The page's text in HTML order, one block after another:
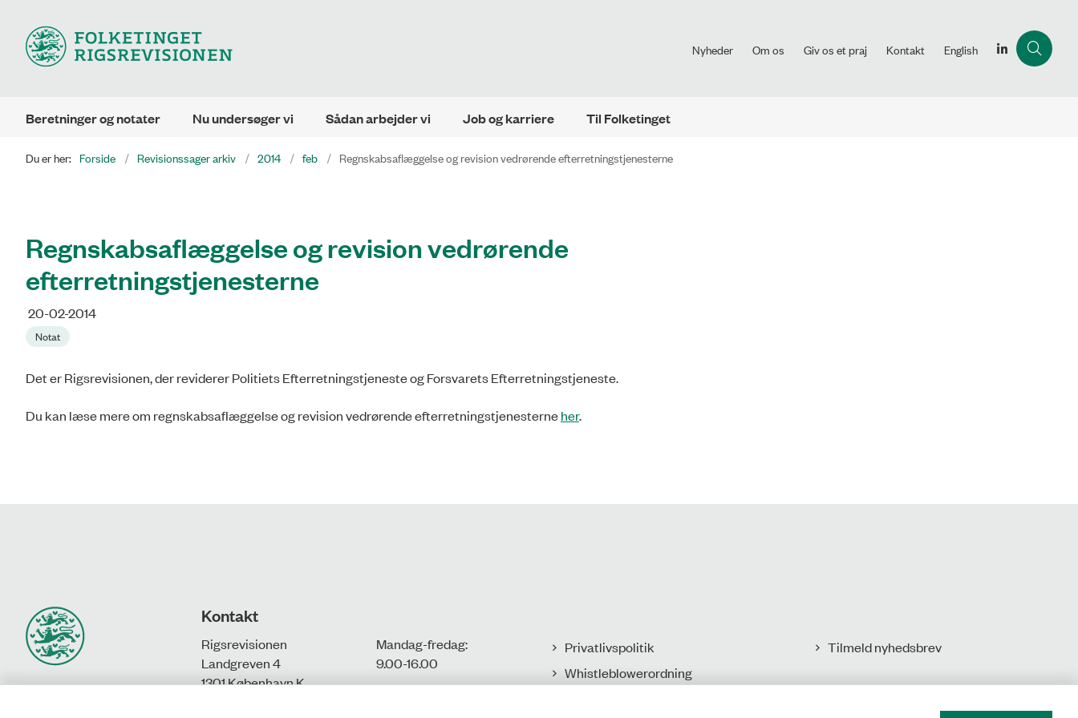
Nyheder Om os Giv os et praj Kontakt English
Beretninger og notater Nu undersøger vi Sådan arbejder vi Job og karriere Til Folketinget
Du er her: Forside Revisionssager arkiv 2014 feb Regnskabsaflæggelse og revision vedrørende efterretningstjenesterne
Regnskabsaflæggelse og revision vedrørende
efterretningstjenesterne
20-02-2014
Notat
Det er Rigsrevisionen, der reviderer Politiets Efterretningstjeneste og Forsvarets Efterretningstjeneste.
Du kan læse mere om regnskabsaflæggelse og revision vedrørende efterretningstjenesterneher.
Kontakt
Rigsrevisionen
Landgreven 4
1301 København K
Mandag-fredag:
9.00-16.00​
Privatlivspolitik
Whistleblowerordning
Tilmeld nyhedsbrev